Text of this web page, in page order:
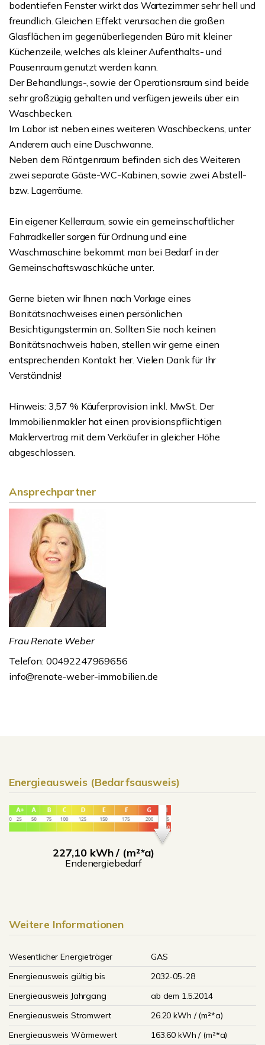
bodentiefen Fenster wirkt das Wartezimmer sehr hell und
freundlich. Gleichen Effekt verursachen die großen
Glasflächen im gegenüberliegenden Büro mit kleiner
Küchenzeile, welches als kleiner Aufenthalts- und
Pausenraum genutzt werden kann.
Der Behandlungs-, sowie der Operationsraum sind beide
sehr großzügig gehalten und verfügen jeweils über ein
Waschbecken.
Im Labor ist neben eines weiteren Waschbeckens, unter
Anderem auch eine Duschwanne.
Neben dem Röntgenraum befinden sich des Weiteren
zwei separate Gäste-WC-Kabinen, sowie zwei Abstell-
bzw. Lagerräume.
Ein eigener Kellerraum, sowie ein gemeinschaftlicher
Fahrradkeller sorgen für Ordnung und eine
Waschmaschine bekommt man bei Bedarf in der
Gemeinschaftswaschküche unter.
Gerne bieten wir Ihnen nach Vorlage eines
Bonitätsnachweises einen persönlichen
Besichtigungstermin an. Sollten Sie noch keinen
Bonitätsnachweis haben, stellen wir gerne einen
entsprechenden Kontakt her. Vielen Dank für Ihr
Verständnis!
Hinweis: 3,57 % Käuferprovision inkl. MwSt. Der
Immobilienmakler hat einen provisionspflichtigen
Maklervertrag mit dem Verkäufer in gleicher Höhe
abgeschlossen.
Ansprechpartner
Frau Renate Weber
Telefon: 00492247969656
info@renate-weber-immobilien.de
Energieausweis (Bedarfsausweis)
227,10 kWh / (m²*a)
Endenergiebedarf
Weitere Informationen
Wesentlicher Energieträger
GAS
Energieausweis gültig bis
2032-05-28
Energieausweis Jahrgang
ab dem 1.5.2014
Energieausweis Stromwert
26.20 kWh / (m²*a)
Energieausweis Wärmewert
163.60 kWh / (m²*a)